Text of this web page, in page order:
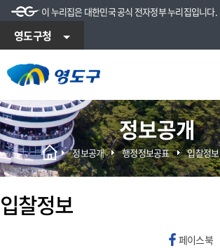
이 누리집은 대한민국 공식 전자정부 누리집입니다.
영도구청
정보공개
정보공개 행정정보공표 입찰정보
입찰정보
페이스북